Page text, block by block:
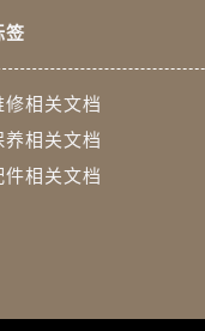
签
修相关文档
养相关文档
件相关文档